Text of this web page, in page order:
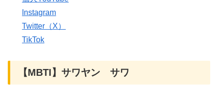
Instagram
Twitter（X）
TikTok
【MBTI】サワヤン サワ